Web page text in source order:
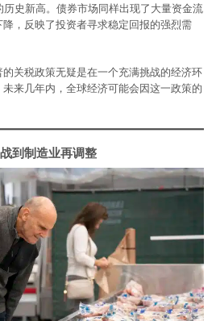
史新高。债券市场同样出现了大量资金流
，反映了投资者寻求稳定回报的强烈需
关税政策无疑是在一个充满挑战的经济环
来几年内，全球经济可能会因这一政策的
到制造业再调整